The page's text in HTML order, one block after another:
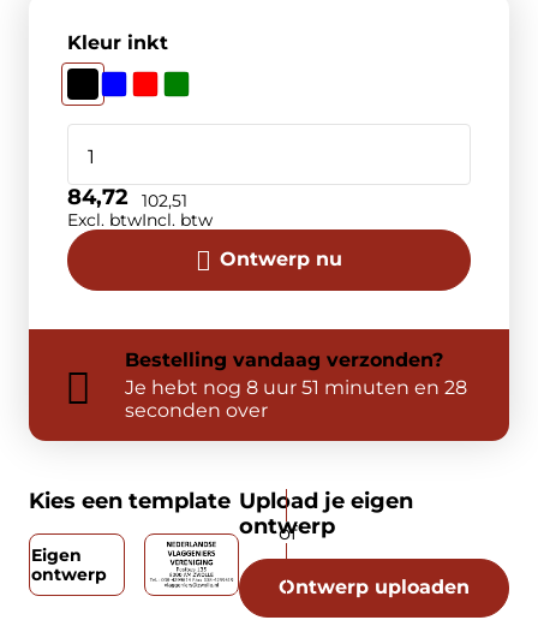
Kleur inkt
Ontwerp nu
84,72
Excl. btw
102,51
Incl. btw
Bestelling vandaag verzonden?
Je hebt nog 8 uur 51 minuten en 27
seconden over
Kies een template
Eigen
ontwerp
Upload je eigen
ontwerp
Ontwerp uploaden